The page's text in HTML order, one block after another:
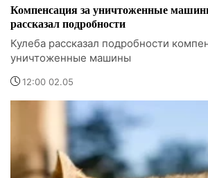
Компенсация за уничтоженные
рассказал подробности
Кулеба рассказал подробности
уничтоженные машины
12:00 02.05